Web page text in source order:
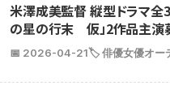
米澤成美監督 縦型ドラマ全
の星の行末 仮」2作品主演
📅 2026-04-21🏷️ 俳優女優オー